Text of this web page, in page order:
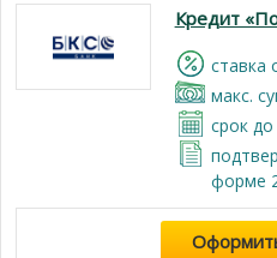
Кредит
cтавка
макс.
срок до
форме